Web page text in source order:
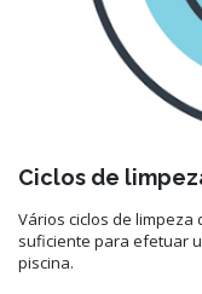
Ciclos de
Vários ciclos de limpeza
suficiente para efetuar
piscina.